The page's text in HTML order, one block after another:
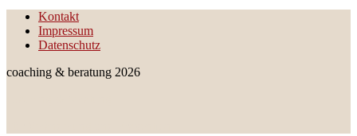
Kontakt
Impressum
Datenschutz
coaching & beratung 2026